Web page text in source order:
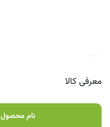
معرفی کالا
نام محصول